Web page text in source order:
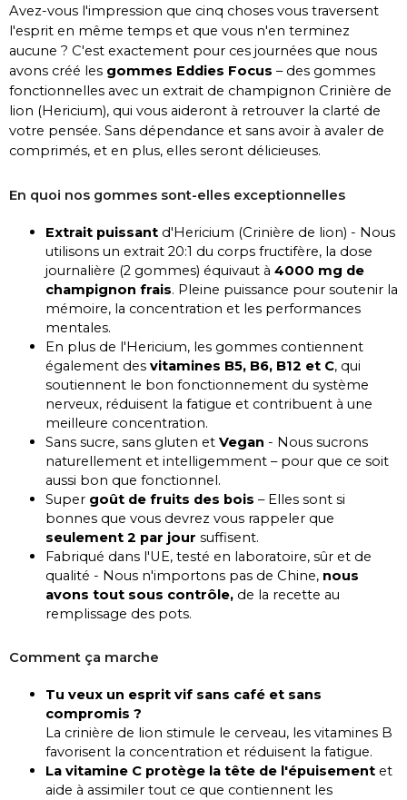
Avez-vous l'impression que cinq choses vous traversent
l'esprit en même temps et que vous n'en terminez
aucune ? C'est exactement pour ces journées que nous
avons créé les gommes Eddies Focus – des gommes
fonctionnelles avec un extrait de champignon Crinière de
lion (Hericium), qui vous aideront à retrouver la clarté de
votre pensée. Sans dépendance et sans avoir à avaler de
comprimés, et en plus, elles seront délicieuses.
En quoi nos gommes sont-elles exceptionnelles
Extrait puissant d'Hericium (Crinière de lion) - Nous
utilisons un extrait 20:1 du corps fructifère, la dose
journalière (2 gommes) équivaut à 4000 mg de
champignon frais. Pleine puissance pour soutenir la
mémoire, la concentration et les performances
mentales.
En plus de l'Hericium, les gommes contiennent
également des vitamines B5, B6, B12 et C, qui
soutiennent le bon fonctionnement du système
nerveux, réduisent la fatigue et contribuent à une
meilleure concentration.
Sans sucre, sans gluten et Vegan - Nous sucrons
naturellement et intelligemment – pour que ce soit
aussi bon que fonctionnel.
Super goût de fruits des bois – Elles sont si
bonnes que vous devrez vous rappeler que
seulement 2 par jour suffisent.
Fabriqué dans l'UE, testé en laboratoire, sûr et de
qualité - Nous n'importons pas de Chine, nous
avons tout sous contrôle, de la recette au
remplissage des pots.
Comment ça marche
Tu veux un esprit vif sans café et sans
compromis ?
La crinière de lion stimule le cerveau, les vitamines B
favorisent la concentration et réduisent la fatigue.
La vitamine C protège la tête de l'épuisement et
aide à assimiler tout ce que contiennent les